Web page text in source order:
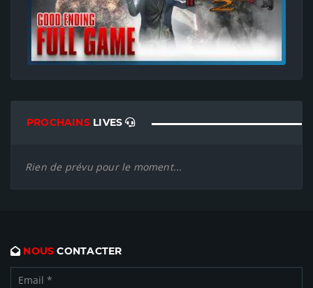
PROCHAINSLIVES
Rien de prévu pour le moment...
NOUS CONTACTER